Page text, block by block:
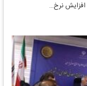
افزایش نرخ…